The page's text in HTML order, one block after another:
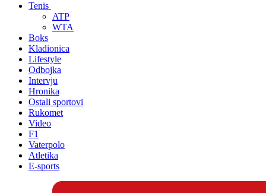
Tenis
ATP
WTA
Boks
Kladionica
Lifestyle
Odbojka
Intervju
Hronika
Ostali sportovi
Rukomet
Video
F1
Vaterpolo
Atletika
E-sports